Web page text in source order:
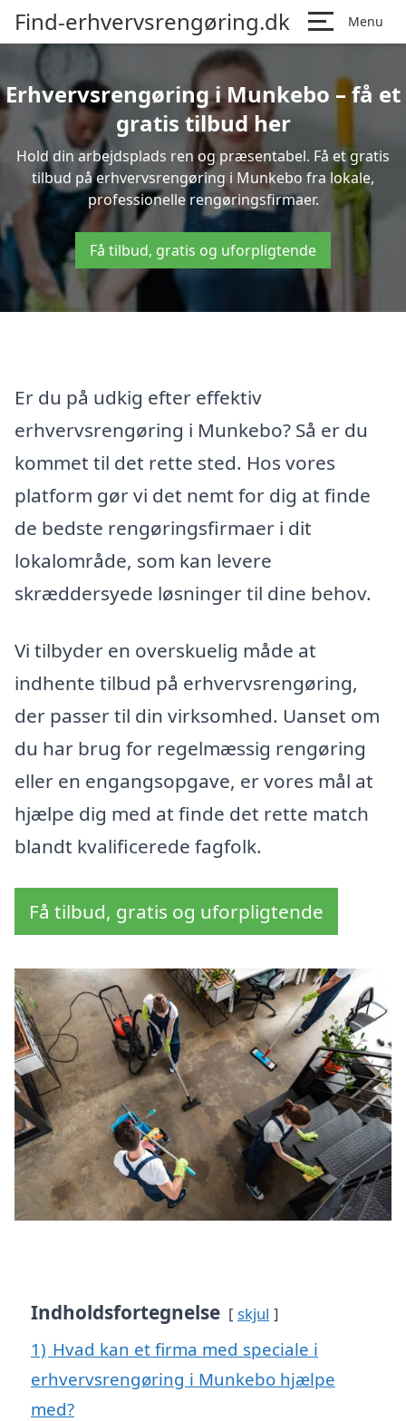
Find-erhvervsrengøring.dk Menu
Erhvervsrengøring i Munkebo – få et
gratis tilbud her
Hold din arbejdsplads ren og præsentabel. Få et gratis
tilbud på erhvervsrengøring i Munkebo fra lokale,
professionelle rengøringsfirmaer.
Få tilbud, gratis og uforpligtende
Er du på udkig efter effektiv
erhvervsrengøring i Munkebo? Så er du
kommet til det rette sted. Hos vores
platform gør vi det nemt for dig at finde
de bedste rengøringsfirmaer i dit
lokalområde, som kan levere
skræddersyede løsninger til dine behov.
Vi tilbyder en overskuelig måde at
indhente tilbud på erhvervsrengøring,
der passer til din virksomhed. Uanset om
du har brug for regelmæssig rengøring
eller en engangsopgave, er vores mål at
hjælpe dig med at finde det rette match
blandt kvalificerede fagfolk.
Få tilbud, gratis og uforpligtende
Indholdsfortegnelse skjul
1) Hvad kan et firma med speciale i
erhvervsrengøring i Munkebo hjælpe
med?